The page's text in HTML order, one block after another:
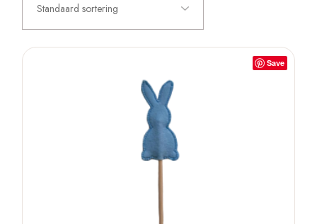
Standaard sortering
Save